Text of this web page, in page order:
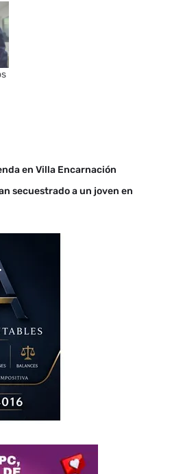
en Villa Encarnación
secuestrado a un joven en